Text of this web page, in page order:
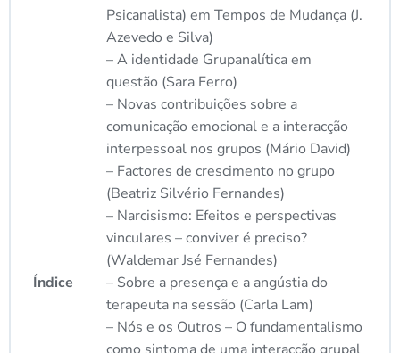
Índice
Psicanalista) em Tempos de Mudança (J.
Azevedo e Silva)
– A identidade Grupanalítica em
questão (Sara Ferro)
– Novas contribuições sobre a
comunicação emocional e a interacção
interpessoal nos grupos (Mário David)
– Factores de crescimento no grupo
(Beatriz Silvério Fernandes)
– Narcisismo: Efeitos e perspectivas
vinculares – conviver é preciso?
(Waldemar Jsé Fernandes)
– Sobre a presença e a angústia do
terapeuta na sessão (Carla Lam)
– Nós e os Outros – O fundamentalismo